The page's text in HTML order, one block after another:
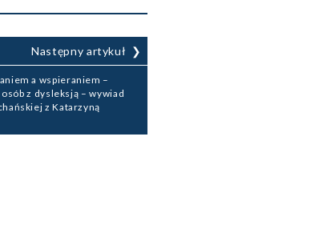
Następny artykuł
a wspieraniem –
z dysleksją – wywiad
z Katarzyną